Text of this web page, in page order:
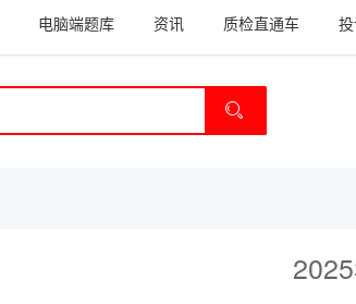
电脑端题库 资讯 质检直通车